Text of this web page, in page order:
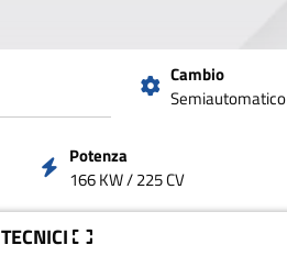
Cambio
Semiautomatico
Potenza
166 KW / 225 CV
TECNICI